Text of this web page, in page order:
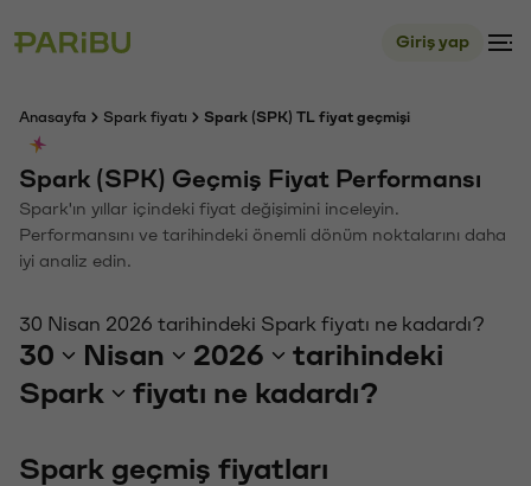
Giriş yap
Anasayfa Spark fiyatı Spark (SPK) TL fiyat geçmişi
Spark (SPK) Geçmiş Fiyat Performansı
Spark'ın yıllar içindeki fiyat değişimini inceleyin.
Performansını ve tarihindeki önemli dönüm noktalarını daha
iyi analiz edin.
30 Nisan 2026 tarihindeki Spark fiyatı ne kadardı?
30 Nisan 2026
tarihindeki
Spark
fiyatı ne kadardı?
Spark geçmiş fiyatları